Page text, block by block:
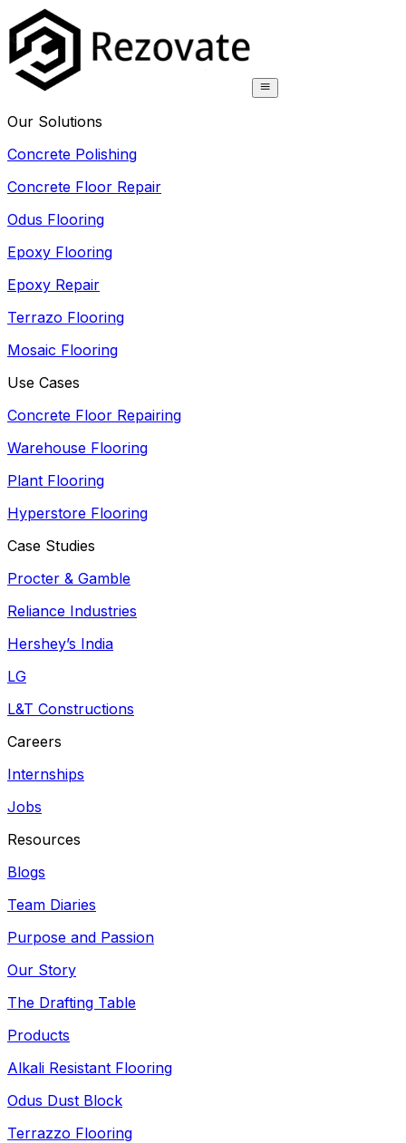
Our Solutions
Concrete Polishing
Concrete Floor Repair
Odus Flooring
Epoxy Flooring
Epoxy Repair
Terrazo Flooring
Mosaic Flooring
Use Cases
Concrete Floor Repairing
Warehouse Flooring
Plant Flooring
Hyperstore Flooring
Case Studies
Procter & Gamble
Reliance Industries
Hershey’s India
LG
L&T Constructions
Careers
Internships
Jobs
Resources
Blogs
Team Diaries
Purpose and Passion
Our Story
The Drafting Table
Products
Alkali Resistant Flooring
Odus Dust Block
Terrazzo Flooring